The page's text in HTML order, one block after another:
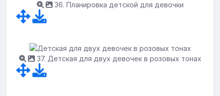
36. Планировка детской для девочки
37. Детская для двух девочек в розовых тонах